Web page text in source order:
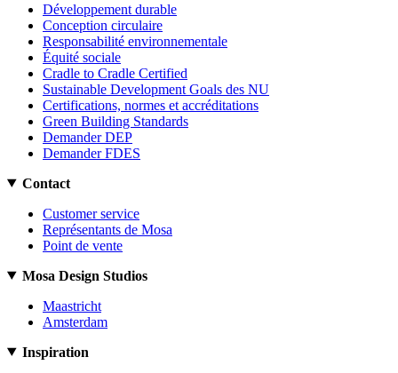
Développement durable
Conception circulaire
Responsabilité environnementale
Équité sociale
Cradle to Cradle Certified
Sustainable Development Goals des NU
Certifications, normes et accréditations
Green Building Standards
Demander DEP
Demander FDES
Contact
Customer service
Représentants de Mosa
Point de vente
Mosa Design Studios
Maastricht
Amsterdam
Inspiration